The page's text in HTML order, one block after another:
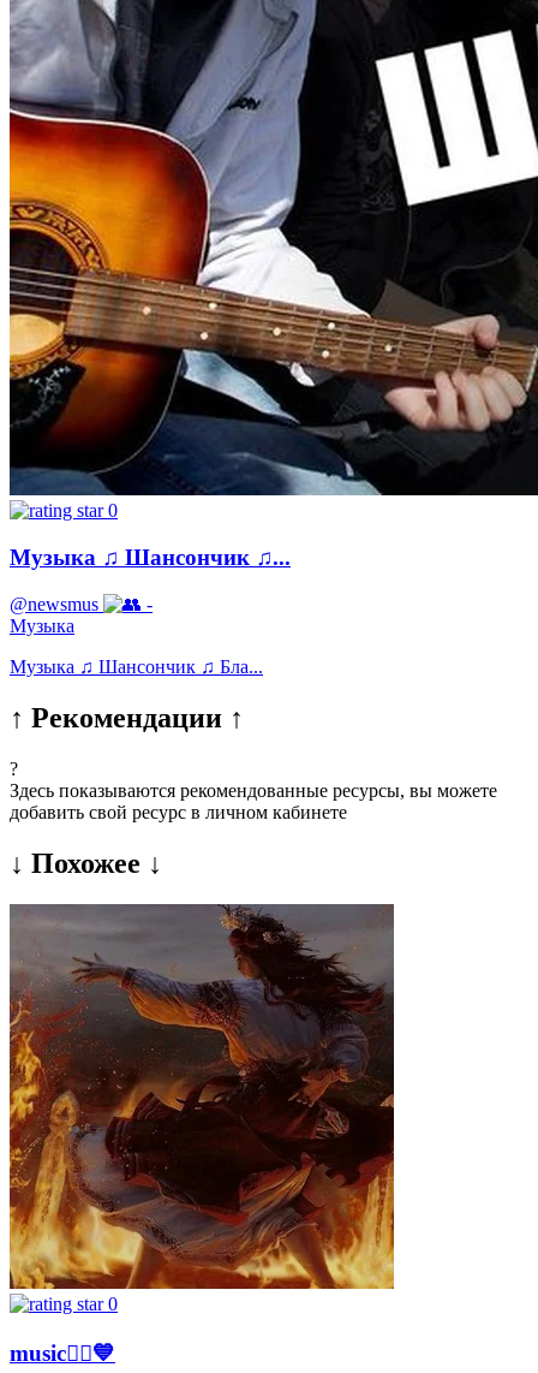
0
Музыка ♫ Шансончик ♫...
@newsmus
-
Музыка
Музыка ♫ Шансончик ♫ Блa...
↑ Рекомендации ↑
?
Здесь показываются рекомендованные ресурсы, вы можете
добавить свой ресурс в личном кабинете
↓ Похожее ↓
0
music💙